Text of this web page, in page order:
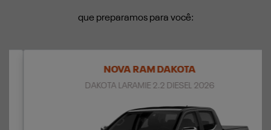
que preparamos para você:
NOVA RAM DAKOTA
DAKOTA LARAMIE 2.2 DIESEL 2026